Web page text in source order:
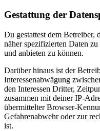
Gestattung der
Du gestattest dem Betreiber,
näher spezifizierten Daten
und anbieten zu können.
Darüber hinaus ist der
Interessenabwägung
den Interessen Dritter,
zusammen mit deiner IP-
übermittelter Browser-
Gefahrenabwehr oder zur
ist.